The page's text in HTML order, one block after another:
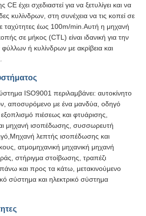
έχει σχεδιαστεί για να ξετυλίγει και να
κυλίνδρων, στη συνέχεια να τις κοπεί σε
ταχύτητες έως 100m/min.Αυτή η μηχανή
σε μήκος (CTL) είναι ιδανική για την
ή κυλίνδρων με ακρίβεια και
ISO9001 περιλαμβάνει: αυτοκίνητο
αποσυρόμενο με ένα μανδύα, οδηγό
πιέσεως και φτυάρισης,
μηχανή ισοπέδωσης, συσσωρευτή
λεπτής ισοπέδωσης και
ατμομηχανική μηχανική μηχανή
στήριγμα στοίβωσης, τραπέζι
και προς τα κάτω, μετακινούμενο
σύστημα και ηλεκτρικό σύστημα